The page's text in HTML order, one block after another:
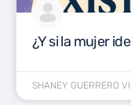
¿Y si la mujer
SHANEY GUERRERO